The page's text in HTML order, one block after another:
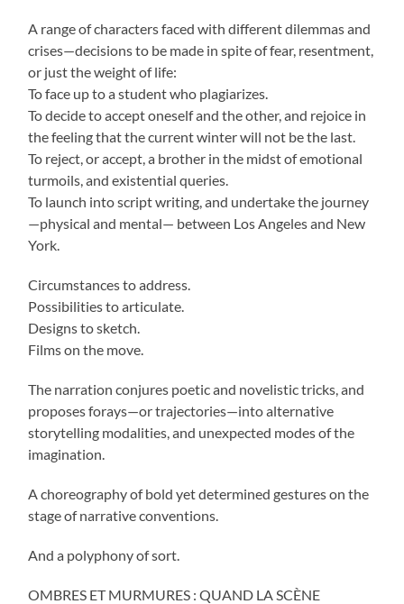
A range of characters faced with different dilemmas and
crises—decisions to be made in spite of fear, resentment,
or just the weight of life:
To face up to a student who plagiarizes.
To decide to accept oneself and the other, and rejoice in
the feeling that the current winter will not be the last.
To reject, or accept, a brother in the midst of emotional
turmoils, and existential queries.
To launch into script writing, and undertake the journey
—physical and mental— between Los Angeles and New
York.
Circumstances to address.
Possibilities to articulate.
Designs to sketch.
Films on the move.
The narration conjures poetic and novelistic tricks, and
proposes forays—or trajectories—into alternative
storytelling modalities, and unexpected modes of the
imagination.
A choreography of bold yet determined gestures on the
stage of narrative conventions.
And a polyphony of sort.
OMBRES ET MURMURES : QUAND LA SCÈNE